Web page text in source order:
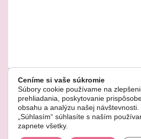
Vianočná sukňička pre stromček
© Copyright 2022. Všetky práva vyhradené.
Ceníme si vaše súkromie
Súbory cookie používame na
prehliadania, poskytovanie
obsahu a analýzu našej návštevnosti.
„Súhlasím“ súhlasíte s naším
zapnete všetky.